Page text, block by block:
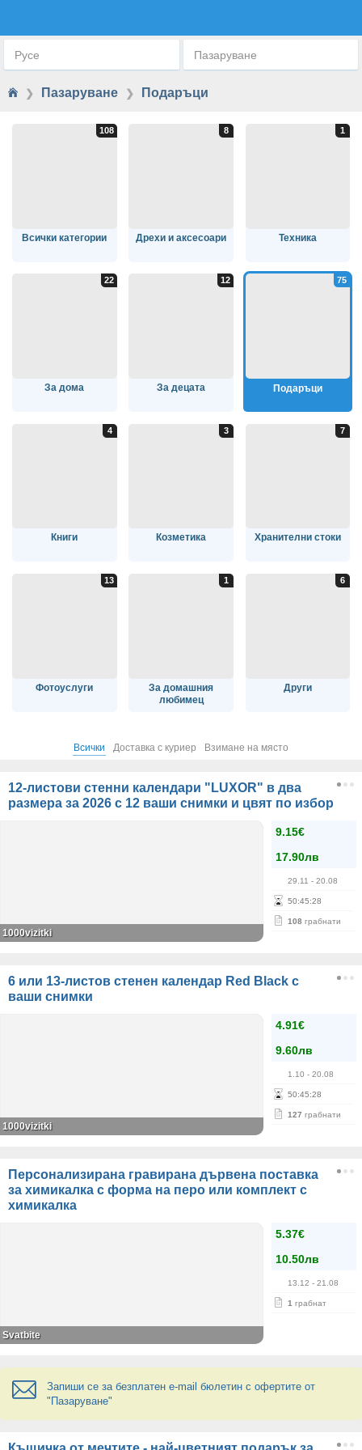
Русе Пазаруване
❯ Пазаруване ❯ Подаръци
Всички категории Дрехи и аксесоари Техника
За дома За децата Подаръци
Книги Козметика Хранителни стоки
Фотоуслуги
За домашния
любимец
Други
Всички Доставка с куриер Взимане на място
12-листови стенни календари "LUXOR" в два
размера за 2026 с 12 ваши снимки и цвят по избор
9.15€
17.90лв
29.11 - 20.08
50:45:28
108 грабнати
1000vizitki
6 или 13-листов стенен календар Red Black с
ваши снимки
4.91€
9.60лв
1.10 - 20.08
50:45:28
127 грабнати
1000vizitki
Персонализирана гравирана дървена поставка
за химикалка с форма на перо или комплект с
химикалка
5.37€
10.50лв
13.12 - 21.08
1 грабнат
Svatbite
Запиши се за безплатен e-mail бюлетин с офертите от
"Пазаруване"